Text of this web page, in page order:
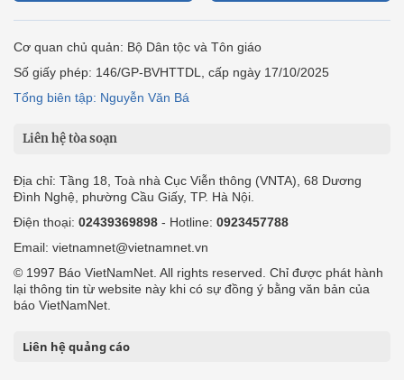
Cơ quan chủ quản: Bộ Dân tộc và Tôn giáo
Số giấy phép: 146/GP-BVHTTDL, cấp ngày 17/10/2025
Tổng biên tập: Nguyễn Văn Bá
Liên hệ tòa soạn
Địa chỉ: Tầng 18, Toà nhà Cục Viễn thông (VNTA), 68 Dương
Đình Nghệ, phường Cầu Giấy, TP. Hà Nội.
Điện thoại: 02439369898 - Hotline: 0923457788
Email: vietnamnet@vietnamnet.vn
© 1997 Báo VietNamNet. All rights reserved. Chỉ được phát hành
lại thông tin từ website này khi có sự đồng ý bằng văn bản của
báo VietNamNet.
Liên hệ quảng cáo